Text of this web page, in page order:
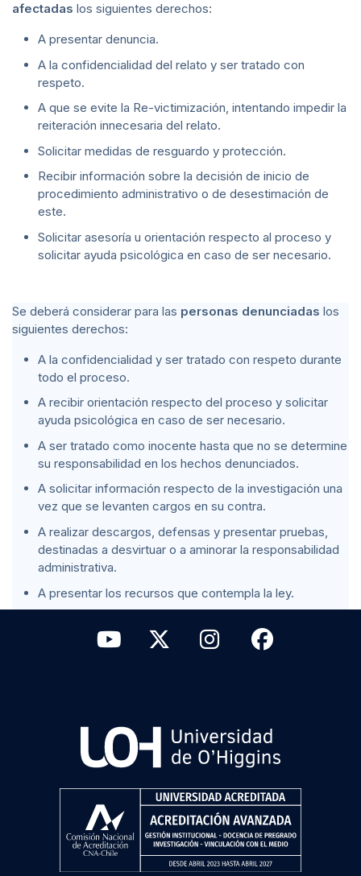
afectadas los siguientes derechos:
A presentar denuncia.
A la confidencialidad del relato y ser tratado con
respeto.
A que se evite la Re-victimización, intentando impedir la
reiteración innecesaria del relato.
Solicitar medidas de resguardo y protección.
Recibir información sobre la decisión de inicio de
procedimiento administrativo o de desestimación de
este.
Solicitar asesoría u orientación respecto al proceso y
solicitar ayuda psicológica en caso de ser necesario.
Se deberá considerar para las personas denunciadas los
siguientes derechos:
A la confidencialidad y ser tratado con respeto durante
todo el proceso.
A recibir orientación respecto del proceso y solicitar
ayuda psicológica en caso de ser necesario.
A ser tratado como inocente hasta que no se determine
su responsabilidad en los hechos denunciados.
A solicitar información respecto de la investigación una
vez que se levanten cargos en su contra.
A realizar descargos, defensas y presentar pruebas,
destinadas a desvirtuar o a aminorar la responsabilidad
administrativa.
A presentar los recursos que contempla la ley.